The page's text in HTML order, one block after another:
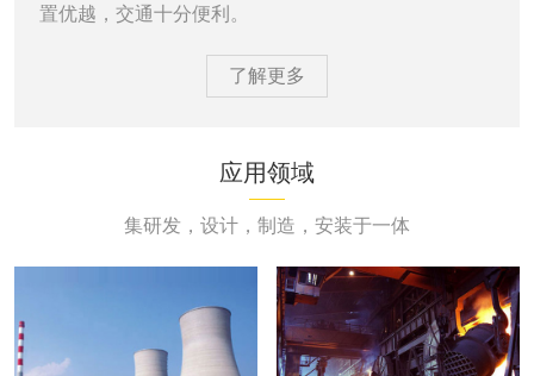
置优越，交通十分便利。
了解更多
应用领域
集研发，设计，制造，安装于一体
钢铁行业